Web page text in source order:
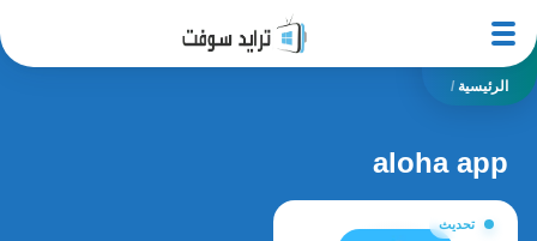
الرئيسية /
aloha app
تحديث